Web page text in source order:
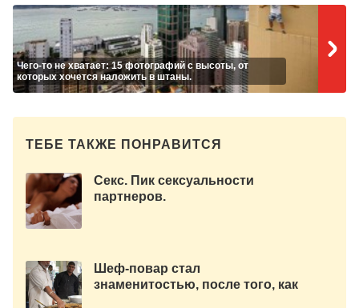
Чего-то не хватает: 15 фотографий с высоты, от
которых хочется наложить в штаны.
ТЕБЕ ТАКЖЕ ПОНРАВИТСЯ
Секс. Пик сексуальности
партнеров.
Шеф-повар стал
знаменитостью, после того, как